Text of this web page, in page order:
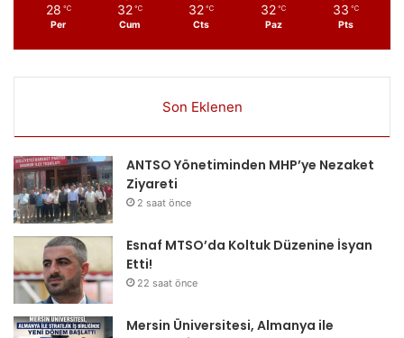
28 ℃
Per
32 ℃
Cum
32 ℃
Cts
32 ℃
Paz
33 ℃
Pts
Son Eklenen
ANTSO Yönetiminden MHP’ye Nezaket
Ziyareti
2 saat önce
Esnaf MTSO’da Koltuk Düzenine İsyan
Etti!
22 saat önce
Mersin Üniversitesi, Almanya ile